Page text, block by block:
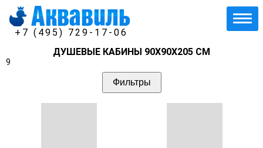
+7 (495) 729-17-06
ДУШЕВЫЕ КАБИНЫ 90Х90Х205 СМ
9
Фильтры